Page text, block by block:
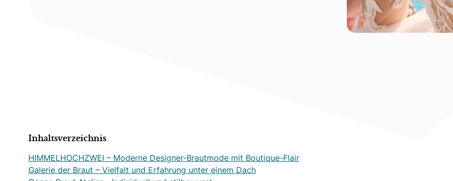
Inhaltsverzeichnis
HIMMELHOCHZWEI – Moderne Designer-Brautmode mit Boutique-Flair
Galerie der Braut – Vielfalt und Erfahrung unter einem Dach